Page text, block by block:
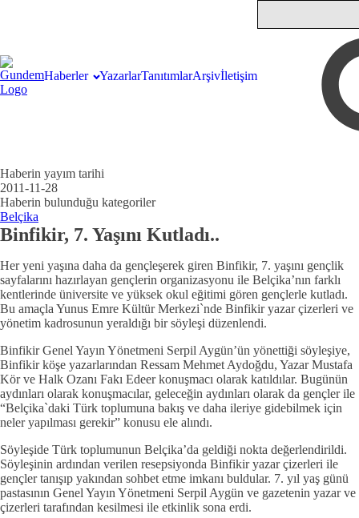
Haberler YazarlarTanıtımlarArşivİletişim
Haberin yayım tarihi
2011-11-28
Haberin bulunduğu kategoriler
Belçika
Binfikir, 7. Yaşını Kutladı..
Her yeni yaşına daha da gençleşerek giren Binfikir, 7. yaşını gençlik
sayfalarını hazırlayan gençlerin organizasyonu ile Belçika’nın farklı
kentlerinde üniversite ve yüksek okul eğitimi gören gençlerle kutladı.
Bu amaçla Yunus Emre Kültür Merkezi`nde Binfikir yazar çizerleri ve
yönetim kadrosunun yeraldığı bir söyleşi düzenlendi.
Binfikir Genel Yayın Yönetmeni Serpil Aygün’ün yönettiği söyleşiye,
Binfikir köşe yazarlarından Ressam Mehmet Aydoğdu, Yazar Mustafa
Kör ve Halk Ozanı Fakı Edeer konuşmacı olarak katıldılar. Bugünün
aydınları olarak konuşmacılar, geleceğin aydınları olarak da gençler ile
“Belçika`daki Türk toplumuna bakış ve daha ileriye gidebilmek için
neler yapılması gerekir” konusu ele alındı.
Söyleşide Türk toplumunun Belçika’da geldiği nokta değerlendirildi.
Söyleşinin ardından verilen resepsiyonda Binfikir yazar çizerleri ile
gençler tanışıp yakından sohbet etme imkanı buldular. 7. yıl yaş günü
pastasının Genel Yayın Yönetmeni Serpil Aygün ve gazetenin yazar ve
çizerleri tarafından kesilmesi ile etkinlik sona erdi.